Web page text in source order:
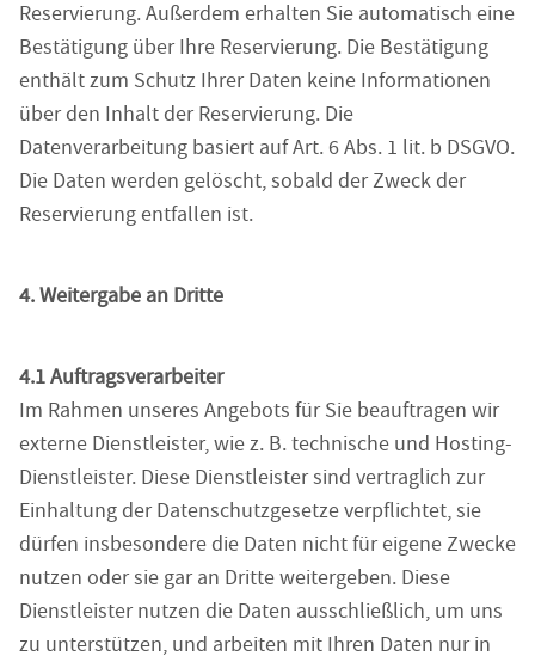
Reservierung. Außerdem erhalten Sie automatisch eine
Bestätigung über Ihre Reservierung. Die Bestätigung
enthält zum Schutz Ihrer Daten keine Informationen
über den Inhalt der Reservierung. Die
Datenverarbeitung basiert auf Art. 6 Abs. 1 lit. b DSGVO.
Die Daten werden gelöscht, sobald der Zweck der
Reservierung entfallen ist.
4. Weitergabe an Dritte
4.1 Auftragsverarbeiter
Im Rahmen unseres Angebots für Sie beauftragen wir
externe Dienstleister, wie z. B. technische und Hosting-
Dienstleister. Diese Dienstleister sind vertraglich zur
Einhaltung der Datenschutzgesetze verpflichtet, sie
dürfen insbesondere die Daten nicht für eigene Zwecke
nutzen oder sie gar an Dritte weitergeben. Diese
Dienstleister nutzen die Daten ausschließlich, um uns
zu unterstützen, und arbeiten mit Ihren Daten nur in